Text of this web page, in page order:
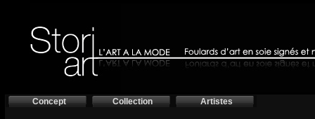
Concept Collection Artistes